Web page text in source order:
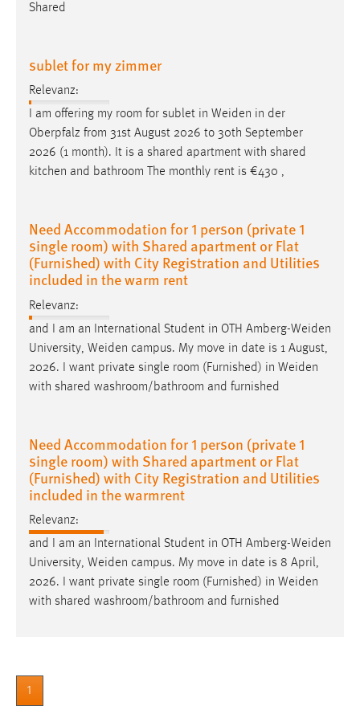
Shared
sublet for my zimmer
Relevanz:
I am offering my room for sublet in Weiden in der
Oberpfalz from 31st August 2026 to 30th September
2026 (1 month). It is a shared apartment with shared
kitchen and bathroom The monthly rent is €430 ,
Need Accommodation for 1 person (private 1
single room) with Shared apartment or Flat
(Furnished) with City Registration and Utilities
included in the warm rent
Relevanz:
and I am an International Student in OTH Amberg-Weiden
University, Weiden campus. My move in date is 1 August,
2026. I want private single room (Furnished) in Weiden
with shared washroom/bathroom and furnished
Need Accommodation for 1 person (private 1
single room) with Shared apartment or Flat
(Furnished) with City Registration and Utilities
included in the warmrent
Relevanz:
and I am an International Student in OTH Amberg-Weiden
University, Weiden campus. My move in date is 8 April,
2026. I want private single room (Furnished) in Weiden
with shared washroom/bathroom and furnished
1